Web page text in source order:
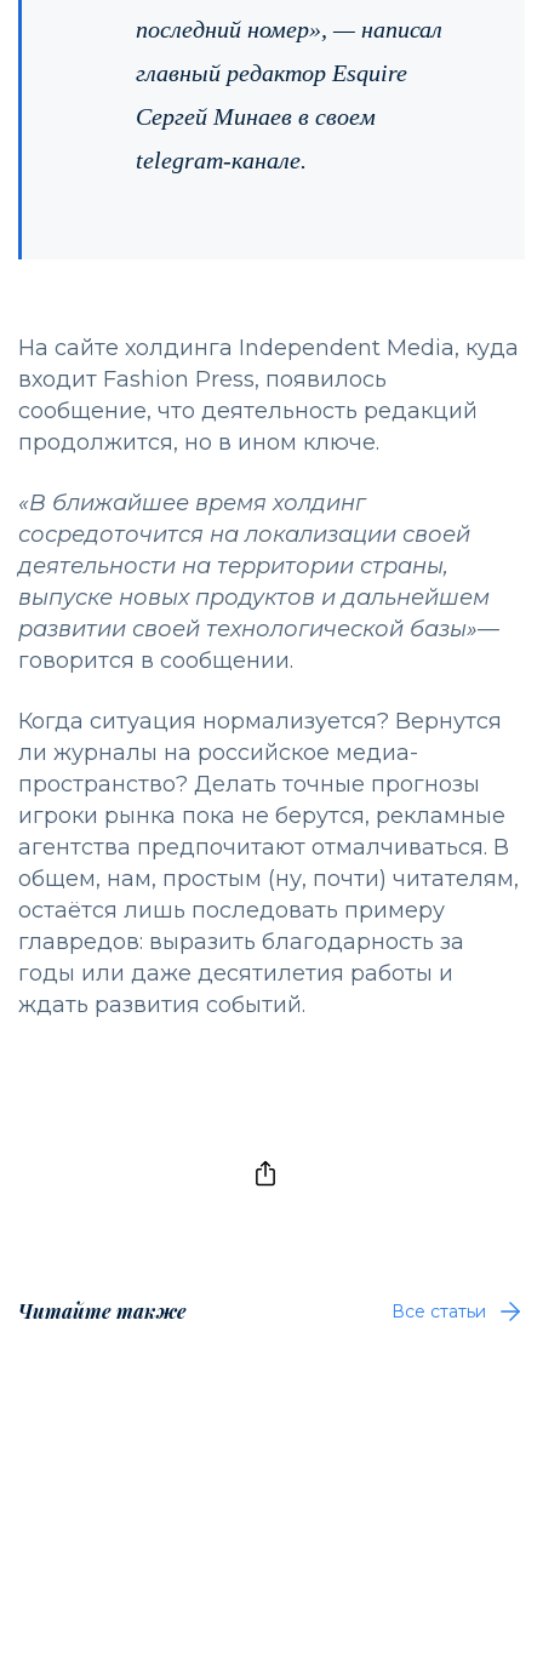
последний номер», — написал
главный редактор Esquire
Сергей Минаев в своем
telegram-канале.
На сайте холдинга Independent Media, куда
входит Fashion Press, появилось
сообщение, что деятельность редакций
продолжится, но в ином ключе.
«В ближайшее время холдинг
сосредоточится на локализации своей
деятельности на территории страны,
выпуске новых продуктов и дальнейшем
развитии своей технологической базы»—
говорится в сообщении.
Когда ситуация нормализуется? Вернутся
ли журналы на российское медиа-
пространство? Делать точные прогнозы
игроки рынка пока не берутся, рекламные
агентства предпочитают отмалчиваться. В
общем, нам, простым (ну, почти) читателям,
остаётся лишь последовать примеру
главредов: выразить благодарность за
годы или даже десятилетия работы и
ждать развития событий.
Читайте также Все статьи